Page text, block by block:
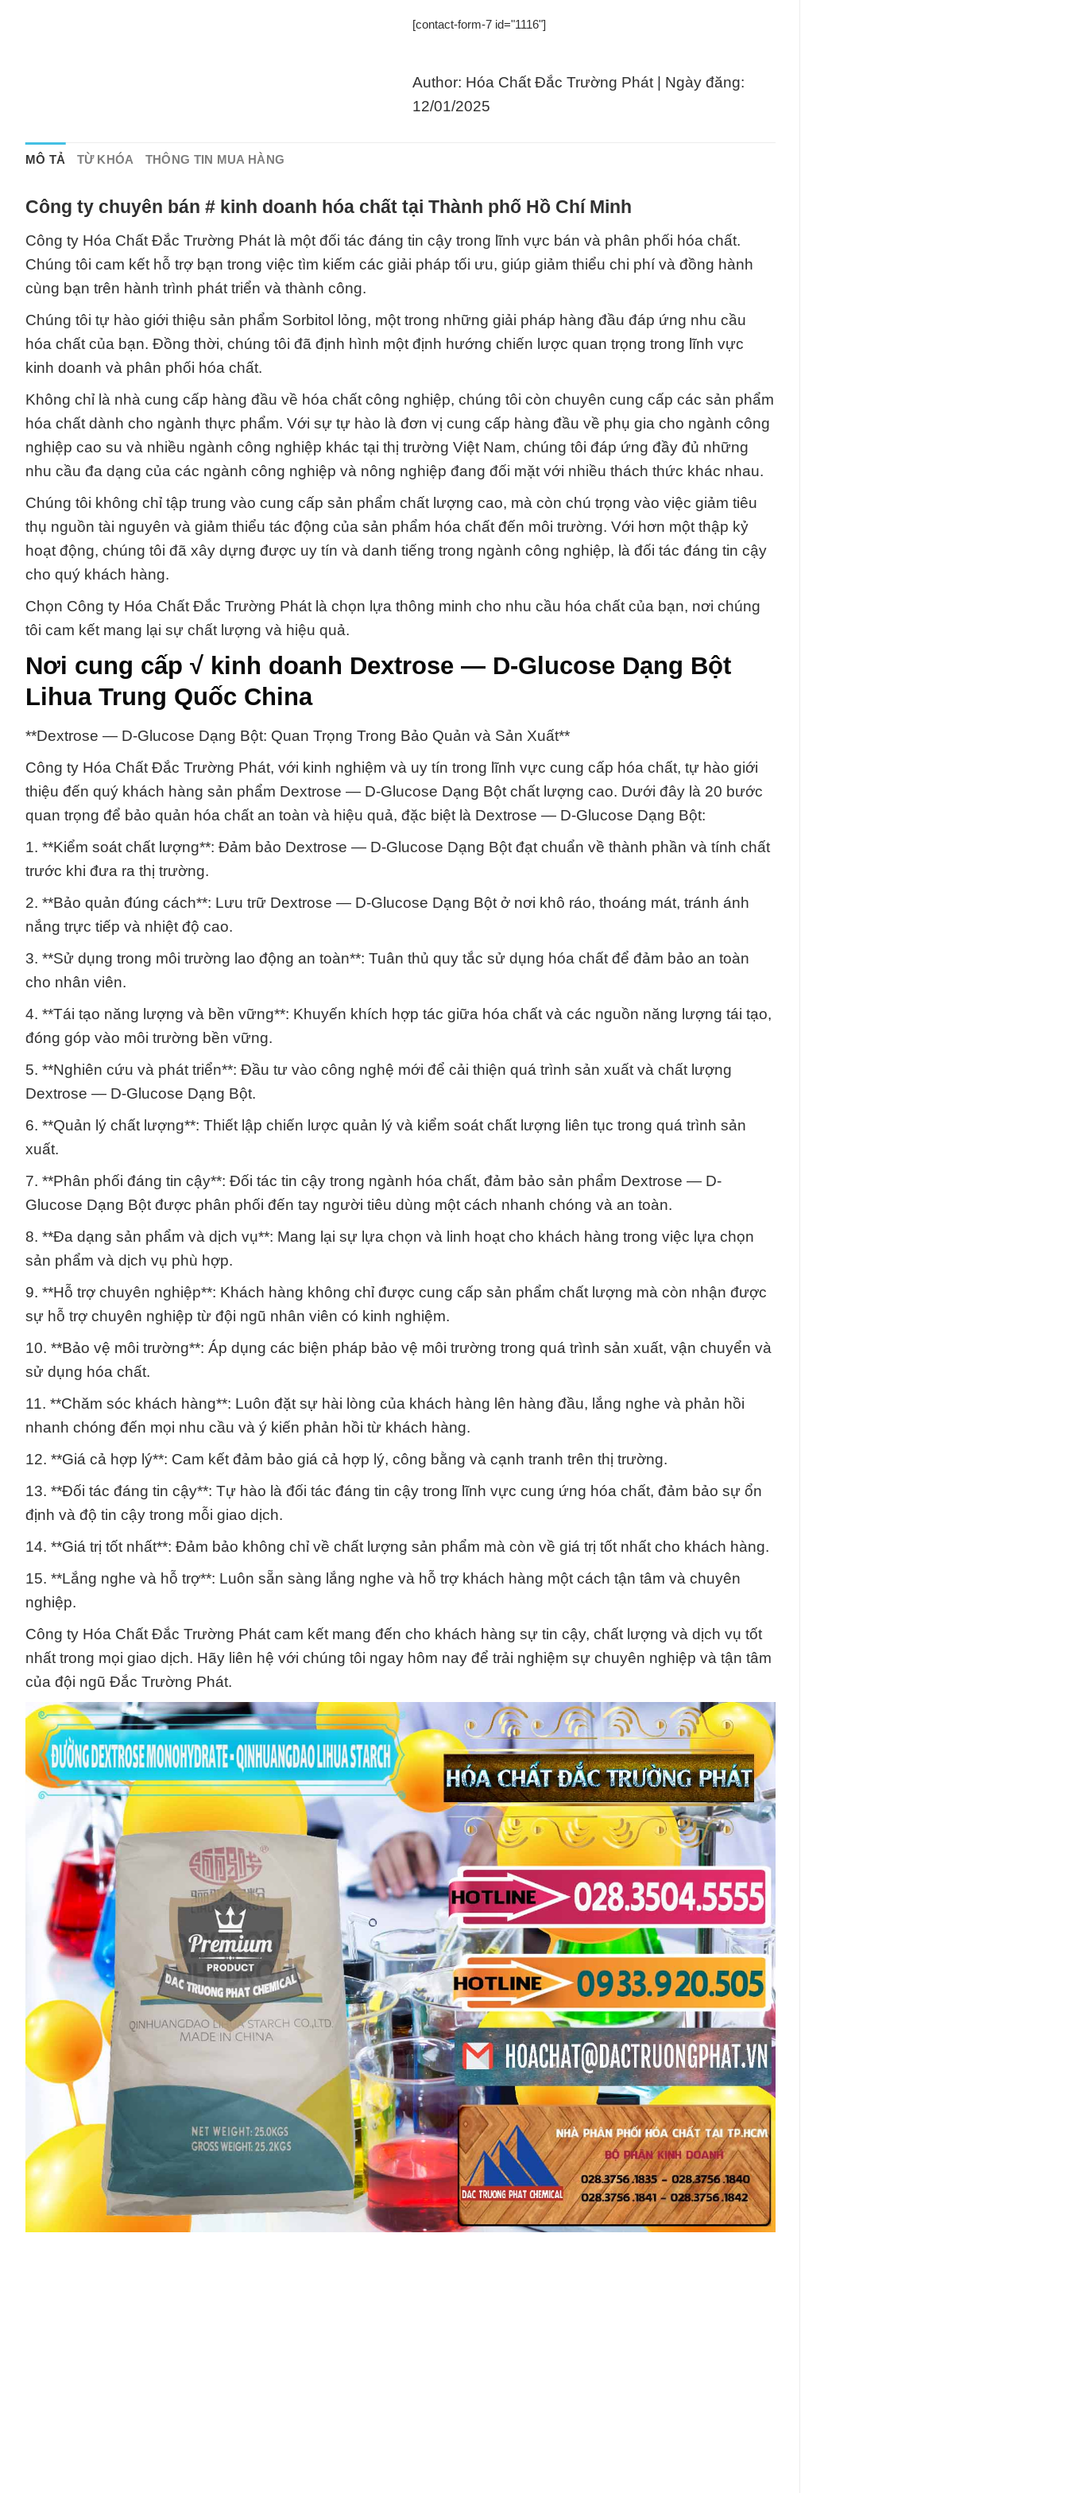
[contact-form-7 id="1116"]
Author: Hóa Chất Đắc Trường Phát | Ngày đăng:
12/01/2025
MÔ TẢ TỪ KHÓA THÔNG TIN MUA HÀNG
Công ty chuyên bán # kinh doanh hóa chất tại Thành phố Hồ Chí Minh
Công ty Hóa Chất Đắc Trường Phát là một đối tác đáng tin cậy trong lĩnh vực bán và phân phối hóa chất.
Chúng tôi cam kết hỗ trợ bạn trong việc tìm kiếm các giải pháp tối ưu, giúp giảm thiểu chi phí và đồng hành
cùng bạn trên hành trình phát triển và thành công.
Chúng tôi tự hào giới thiệu sản phẩm Sorbitol lỏng, một trong những giải pháp hàng đầu đáp ứng nhu cầu
hóa chất của bạn. Đồng thời, chúng tôi đã định hình một định hướng chiến lược quan trọng trong lĩnh vực
kinh doanh và phân phối hóa chất.
Không chỉ là nhà cung cấp hàng đầu về hóa chất công nghiệp, chúng tôi còn chuyên cung cấp các sản phẩm
hóa chất dành cho ngành thực phẩm. Với sự tự hào là đơn vị cung cấp hàng đầu về phụ gia cho ngành công
nghiệp cao su và nhiều ngành công nghiệp khác tại thị trường Việt Nam, chúng tôi đáp ứng đầy đủ những
nhu cầu đa dạng của các ngành công nghiệp và nông nghiệp đang đối mặt với nhiều thách thức khác nhau.
Chúng tôi không chỉ tập trung vào cung cấp sản phẩm chất lượng cao, mà còn chú trọng vào việc giảm tiêu
thụ nguồn tài nguyên và giảm thiểu tác động của sản phẩm hóa chất đến môi trường. Với hơn một thập kỷ
hoạt động, chúng tôi đã xây dựng được uy tín và danh tiếng trong ngành công nghiệp, là đối tác đáng tin cậy
cho quý khách hàng.
Chọn Công ty Hóa Chất Đắc Trường Phát là chọn lựa thông minh cho nhu cầu hóa chất của bạn, nơi chúng
tôi cam kết mang lại sự chất lượng và hiệu quả.
Nơi cung cấp √ kinh doanh Dextrose — D-Glucose Dạng Bột
Lihua Trung Quốc China
**Dextrose — D-Glucose Dạng Bột: Quan Trọng Trong Bảo Quản và Sản Xuất**
Công ty Hóa Chất Đắc Trường Phát, với kinh nghiệm và uy tín trong lĩnh vực cung cấp hóa chất, tự hào giới
thiệu đến quý khách hàng sản phẩm Dextrose — D-Glucose Dạng Bột chất lượng cao. Dưới đây là 20 bước
quan trọng để bảo quản hóa chất an toàn và hiệu quả, đặc biệt là Dextrose — D-Glucose Dạng Bột:
1. **Kiểm soát chất lượng**: Đảm bảo Dextrose — D-Glucose Dạng Bột đạt chuẩn về thành phần và tính chất
trước khi đưa ra thị trường.
2. **Bảo quản đúng cách**: Lưu trữ Dextrose — D-Glucose Dạng Bột ở nơi khô ráo, thoáng mát, tránh ánh
nắng trực tiếp và nhiệt độ cao.
3. **Sử dụng trong môi trường lao động an toàn**: Tuân thủ quy tắc sử dụng hóa chất để đảm bảo an toàn
cho nhân viên.
4. **Tái tạo năng lượng và bền vững**: Khuyến khích hợp tác giữa hóa chất và các nguồn năng lượng tái tạo,
đóng góp vào môi trường bền vững.
5. **Nghiên cứu và phát triển**: Đầu tư vào công nghệ mới để cải thiện quá trình sản xuất và chất lượng
Dextrose — D-Glucose Dạng Bột.
6. **Quản lý chất lượng**: Thiết lập chiến lược quản lý và kiểm soát chất lượng liên tục trong quá trình sản
xuất.
7. **Phân phối đáng tin cậy**: Đối tác tin cậy trong ngành hóa chất, đảm bảo sản phẩm Dextrose — D-
Glucose Dạng Bột được phân phối đến tay người tiêu dùng một cách nhanh chóng và an toàn.
8. **Đa dạng sản phẩm và dịch vụ**: Mang lại sự lựa chọn và linh hoạt cho khách hàng trong việc lựa chọn
sản phẩm và dịch vụ phù hợp.
9. **Hỗ trợ chuyên nghiệp**: Khách hàng không chỉ được cung cấp sản phẩm chất lượng mà còn nhận được
sự hỗ trợ chuyên nghiệp từ đội ngũ nhân viên có kinh nghiệm.
10. **Bảo vệ môi trường**: Áp dụng các biện pháp bảo vệ môi trường trong quá trình sản xuất, vận chuyển và
sử dụng hóa chất.
11. **Chăm sóc khách hàng**: Luôn đặt sự hài lòng của khách hàng lên hàng đầu, lắng nghe và phản hồi
nhanh chóng đến mọi nhu cầu và ý kiến phản hồi từ khách hàng.
12. **Giá cả hợp lý**: Cam kết đảm bảo giá cả hợp lý, công bằng và cạnh tranh trên thị trường.
13. **Đối tác đáng tin cậy**: Tự hào là đối tác đáng tin cậy trong lĩnh vực cung ứng hóa chất, đảm bảo sự ổn
định và độ tin cậy trong mỗi giao dịch.
14. **Giá trị tốt nhất**: Đảm bảo không chỉ về chất lượng sản phẩm mà còn về giá trị tốt nhất cho khách hàng.
15. **Lắng nghe và hỗ trợ**: Luôn sẵn sàng lắng nghe và hỗ trợ khách hàng một cách tận tâm và chuyên
nghiệp.
Công ty Hóa Chất Đắc Trường Phát cam kết mang đến cho khách hàng sự tin cậy, chất lượng và dịch vụ tốt
nhất trong mọi giao dịch. Hãy liên hệ với chúng tôi ngay hôm nay để trải nghiệm sự chuyên nghiệp và tận tâm
của đội ngũ Đắc Trường Phát.